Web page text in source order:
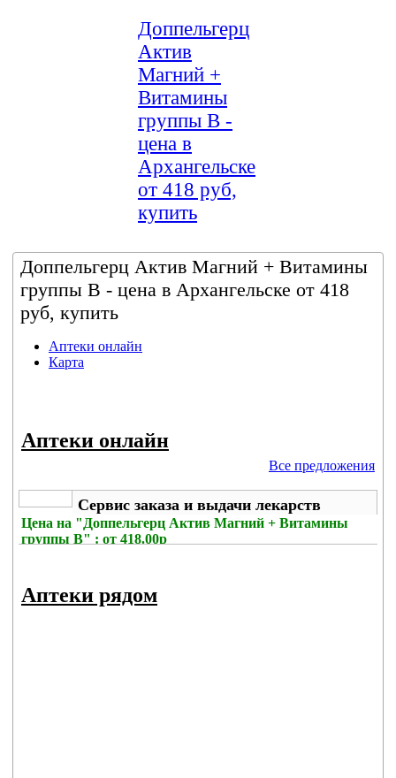
Доппельгерц
Актив
Магний +
Витамины
группы В -
цена в
Архангельске
от 418 руб,
купить
Доппельгерц Актив Магний + Витамины
группы В - цена в Архангельске от 418
руб, купить
Аптеки онлайн
Карта
Аптеки онлайн
Все предложения
Сервис заказа и выдачи лекарств
Цена на "Доппельгерц Актив Магний + Витамины
группы В" : от 418.00р
Аптеки рядом